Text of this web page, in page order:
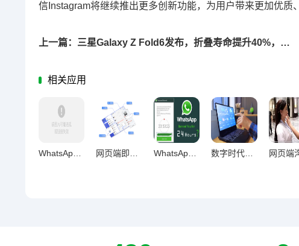
信Instagram将继续推出更多创新功能，为用户带来更加优质
上一篇：三星Galaxy Z Fold6发布，折叠寿命提升40%，折叠屏手机新标杆诞生
相关应用
WhatsApp网页版多角色沟通适用性深度解析 网页端即时通讯重构信息追踪数字化新范式 WhatsApp网页版，跨时区协作的沟通新优势 数字时代效率革命，电脑聊天工具对办公效率的长期影响探析